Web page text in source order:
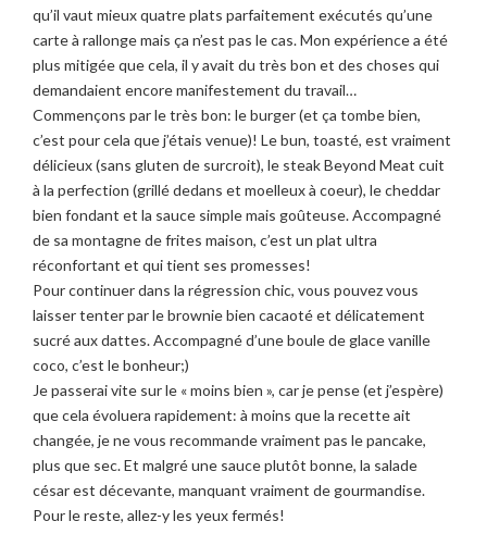
qu’il vaut mieux quatre plats parfaitement exécutés qu’une
carte à rallonge mais ça n’est pas le cas. Mon expérience a été
plus mitigée que cela, il y avait du très bon et des choses qui
demandaient encore manifestement du travail…
Commençons par le très bon: le burger (et ça tombe bien,
c’est pour cela que j’étais venue)! Le bun, toasté, est vraiment
délicieux (sans gluten de surcroit), le steak Beyond Meat cuit
à la perfection (grillé dedans et moelleux à coeur), le cheddar
bien fondant et la sauce simple mais goûteuse. Accompagné
de sa montagne de frites maison, c’est un plat ultra
réconfortant et qui tient ses promesses!
Pour continuer dans la régression chic, vous pouvez vous
laisser tenter par le brownie bien cacaoté et délicatement
sucré aux dattes. Accompagné d’une boule de glace vanille
coco, c’est le bonheur;)
Je passerai vite sur le « moins bien », car je pense (et j’espère)
que cela évoluera rapidement: à moins que la recette ait
changée, je ne vous recommande vraiment pas le pancake,
plus que sec. Et malgré une sauce plutôt bonne, la salade
césar est décevante, manquant vraiment de gourmandise.
Pour le reste, allez-y les yeux fermés!